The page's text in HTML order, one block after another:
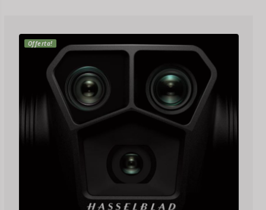
Offerta!